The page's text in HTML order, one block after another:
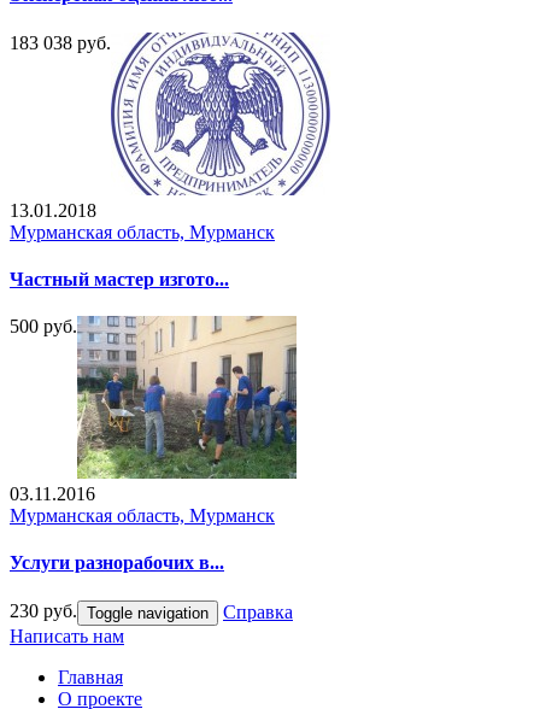
183 038 руб.
13.01.2018
Мурманская область, Мурманск
Частный мастер изгото...
500 руб.
03.11.2016
Мурманская область, Мурманск
Услуги разнорабочих в...
230 руб. Toggle navigation
Справка
Написать нам
Главная
О проекте